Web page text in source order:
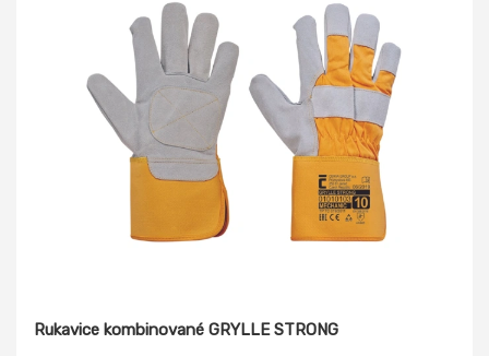
Rukavice kombinované GRYLLE STRONG